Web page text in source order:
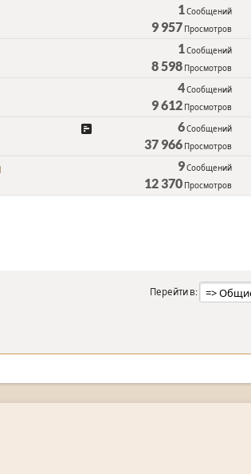
1 Сообщений
9 957 Просмотров
1 Сообщений
8 598 Просмотров
4Сообщений
9 612 Просмотров
6Сообщений
37 966 Просмотров
9Сообщений
12 370 Просмотров
Перейти в